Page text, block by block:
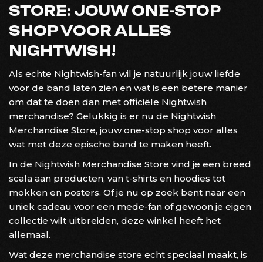
STORE: JOUW ONE-STOP
SHOP VOOR ALLES
NIGHTWISH!
Als echte Nightwish-fan wil je natuurlijk jouw liefde
voor de band laten zien en wat is een betere manier
om dat te doen dan met officiële Nightwish
merchandise? Gelukkig is er nu de Nightwish
Merchandise Store, jouw one-stop shop voor alles
wat met deze epische band te maken heeft.
In de Nightwish Merchandise Store vind je een breed
scala aan producten, van t-shirts en hoodies tot
mokken en posters. Of je nu op zoek bent naar een
uniek cadeau voor een mede-fan of gewoon je eigen
collectie wilt uitbreiden, deze winkel heeft het
allemaal.
Wat deze merchandise store echt speciaal maakt, is